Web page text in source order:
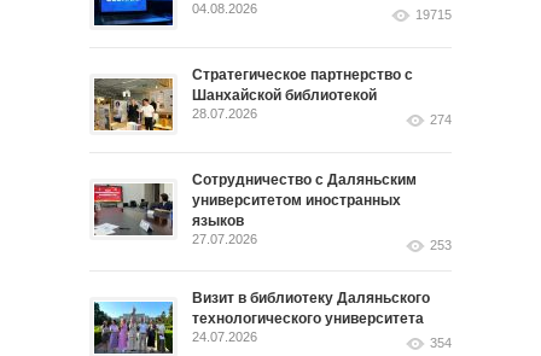
04.08.2026 19715
Стратегическое партнерство с
Шанхайской библиотекой
28.07.2026 274
Сотрудничество с Даляньским
университетом иностранных
языков
27.07.2026 253
Визит в библиотеку Даляньского
технологического университета
24.07.2026 354